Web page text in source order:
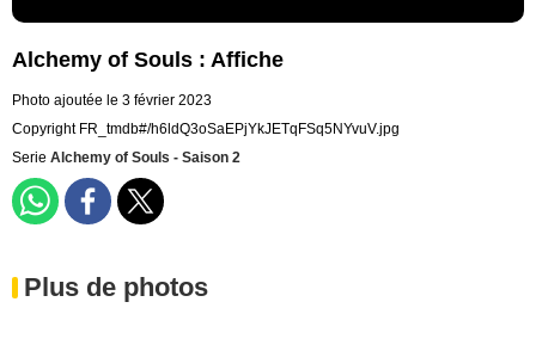
Alchemy of Souls : Affiche
Photo ajoutée le 3 février 2023
Copyright FR_tmdb#/h6ldQ3oSaEPjYkJETqFSq5NYvuV.jpg
Serie Alchemy of Souls - Saison 2
Plus de photos